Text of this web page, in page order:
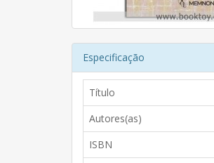
Especificação
Título
Autores(as)
ISBN